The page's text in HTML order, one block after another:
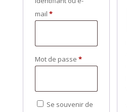
mail *Obligatoire
Mot de passe *Obligatoire
Se souvenir de